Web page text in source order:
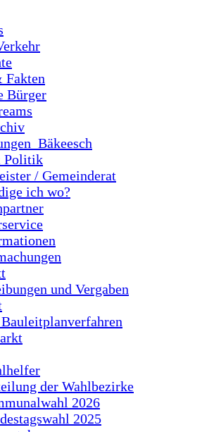
Fakten
Bürger
Politik
/ Gemeinderat
ich wo?
und Vergaben
der Wahlbezirke
2026
2025